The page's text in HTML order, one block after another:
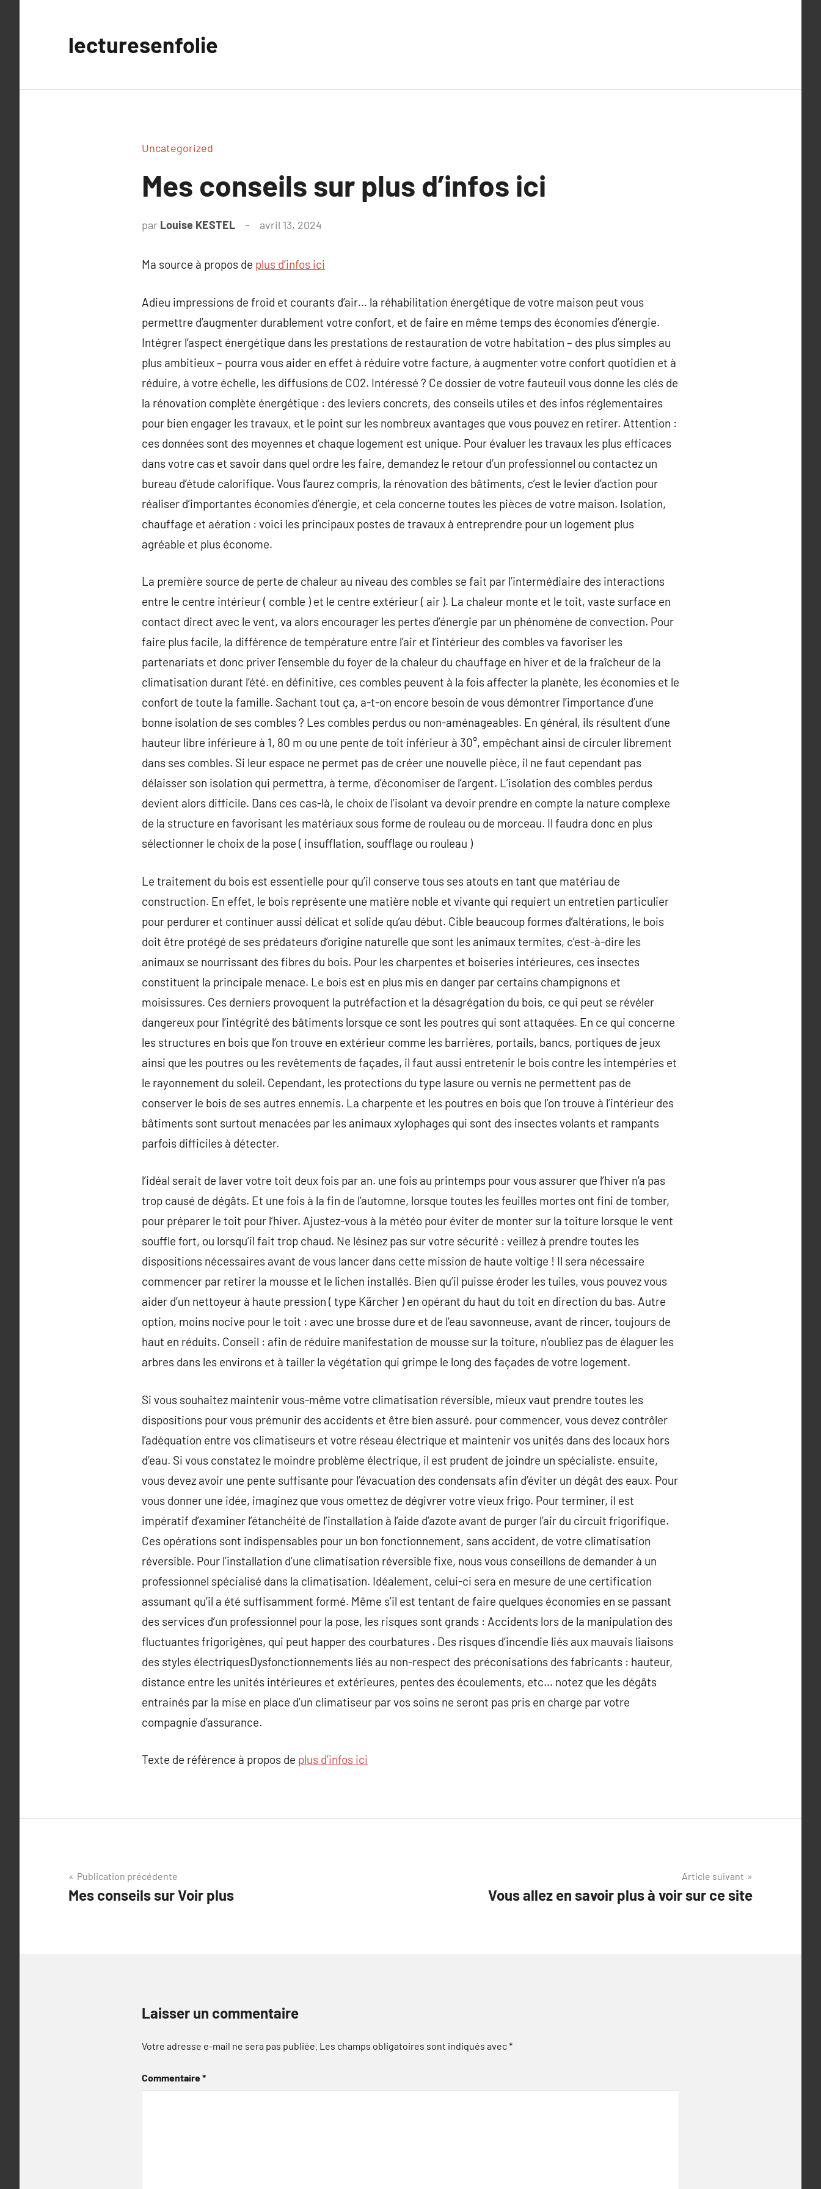
lecturesenfolie
Uncategorized
Mes conseils sur plus d’infos ici
par Louise KESTEL avril 13, 2024
Ma source à propos de plus d’infos ici
Adieu impressions de froid et courants d’air… la réhabilitation énergétique de votre maison peut vous
permettre d’augmenter durablement votre confort, et de faire en même temps des économies d’énergie.
Intégrer l’aspect énergétique dans les prestations de restauration de votre habitation – des plus simples au
plus ambitieux – pourra vous aider en effet à réduire votre facture, à augmenter votre confort quotidien et à
réduire, à votre échelle, les diffusions de CO2. Intéressé ? Ce dossier de votre fauteuil vous donne les clés de
la rénovation complète énergétique : des leviers concrets, des conseils utiles et des infos réglementaires
pour bien engager les travaux, et le point sur les nombreux avantages que vous pouvez en retirer. Attention :
ces données sont des moyennes et chaque logement est unique. Pour évaluer les travaux les plus efficaces
dans votre cas et savoir dans quel ordre les faire, demandez le retour d’un professionnel ou contactez un
bureau d’étude calorifique. Vous l’aurez compris, la rénovation des bâtiments, c’est le levier d’action pour
réaliser d’importantes économies d’énergie, et cela concerne toutes les pièces de votre maison. Isolation,
chauffage et aération : voici les principaux postes de travaux à entreprendre pour un logement plus
agréable et plus économe.
La première source de perte de chaleur au niveau des combles se fait par l’intermédiaire des interactions
entre le centre intérieur ( comble ) et le centre extérieur ( air ). La chaleur monte et le toit, vaste surface en
contact direct avec le vent, va alors encourager les pertes d’énergie par un phénomène de convection. Pour
faire plus facile, la différence de température entre l’air et l’intérieur des combles va favoriser les
partenariats et donc priver l’ensemble du foyer de la chaleur du chauffage en hiver et de la fraîcheur de la
climatisation durant l’été. en définitive, ces combles peuvent à la fois affecter la planète, les économies et le
confort de toute la famille. Sachant tout ça, a-t-on encore besoin de vous démontrer l’importance d’une
bonne isolation de ses combles ? Les combles perdus ou non-aménageables. En général, ils résultent d’une
hauteur libre inférieure à 1, 80 m ou une pente de toit inférieur à 30°, empêchant ainsi de circuler librement
dans ses combles. Si leur espace ne permet pas de créer une nouvelle pièce, il ne faut cependant pas
délaisser son isolation qui permettra, à terme, d’économiser de l’argent. L’isolation des combles perdus
devient alors difficile. Dans ces cas-là, le choix de l’isolant va devoir prendre en compte la nature complexe
de la structure en favorisant les matériaux sous forme de rouleau ou de morceau. Il faudra donc en plus
sélectionner le choix de la pose ( insufflation, soufflage ou rouleau )
Le traitement du bois est essentielle pour qu’il conserve tous ses atouts en tant que matériau de
construction. En effet, le bois représente une matière noble et vivante qui requiert un entretien particulier
pour perdurer et continuer aussi délicat et solide qu’au début. Cible beaucoup formes d’altérations, le bois
doit être protégé de ses prédateurs d’origine naturelle que sont les animaux termites, c’est-à-dire les
animaux se nourrissant des fibres du bois. Pour les charpentes et boiseries intérieures, ces insectes
constituent la principale menace. Le bois est en plus mis en danger par certains champignons et
moisissures. Ces derniers provoquent la putréfaction et la désagrégation du bois, ce qui peut se révéler
dangereux pour l’intégrité des bâtiments lorsque ce sont les poutres qui sont attaquées. En ce qui concerne
les structures en bois que l’on trouve en extérieur comme les barrières, portails, bancs, portiques de jeux
ainsi que les poutres ou les revêtements de façades, il faut aussi entretenir le bois contre les intempéries et
le rayonnement du soleil. Cependant, les protections du type lasure ou vernis ne permettent pas de
conserver le bois de ses autres ennemis. La charpente et les poutres en bois que l’on trouve à l’intérieur des
bâtiments sont surtout menacées par les animaux xylophages qui sont des insectes volants et rampants
parfois difficiles à détecter.
l’idéal serait de laver votre toit deux fois par an. une fois au printemps pour vous assurer que l’hiver n’a pas
trop causé de dégâts. Et une fois à la fin de l’automne, lorsque toutes les feuilles mortes ont fini de tomber,
pour préparer le toit pour l’hiver. Ajustez-vous à la météo pour éviter de monter sur la toiture lorsque le vent
souffle fort, ou lorsqu’il fait trop chaud. Ne lésinez pas sur votre sécurité : veillez à prendre toutes les
dispositions nécessaires avant de vous lancer dans cette mission de haute voltige ! Il sera nécessaire
commencer par retirer la mousse et le lichen installés. Bien qu’il puisse éroder les tuiles, vous pouvez vous
aider d’un nettoyeur à haute pression ( type Kärcher ) en opérant du haut du toit en direction du bas. Autre
option, moins nocive pour le toit : avec une brosse dure et de l’eau savonneuse, avant de rincer, toujours de
haut en réduits. Conseil : afin de réduire manifestation de mousse sur la toiture, n’oubliez pas de élaguer les
arbres dans les environs et à tailler la végétation qui grimpe le long des façades de votre logement.
Si vous souhaitez maintenir vous-même votre climatisation réversible, mieux vaut prendre toutes les
dispositions pour vous prémunir des accidents et être bien assuré. pour commencer, vous devez contrôler
l’adéquation entre vos climatiseurs et votre réseau électrique et maintenir vos unités dans des locaux hors
d’eau. Si vous constatez le moindre problème électrique, il est prudent de joindre un spécialiste. ensuite,
vous devez avoir une pente suffisante pour l’évacuation des condensats afin d’éviter un dégât des eaux. Pour
vous donner une idée, imaginez que vous omettez de dégivrer votre vieux frigo. Pour terminer, il est
impératif d’examiner l’étanchéité de l’installation à l’aide d’azote avant de purger l’air du circuit frigorifique.
Ces opérations sont indispensables pour un bon fonctionnement, sans accident, de votre climatisation
réversible. Pour l’installation d’une climatisation réversible fixe, nous vous conseillons de demander à un
professionnel spécialisé dans la climatisation. Idéalement, celui-ci sera en mesure de une certification
assumant qu’il a été suffisamment formé. Même s’il est tentant de faire quelques économies en se passant
des services d’un professionnel pour la pose, les risques sont grands : Accidents lors de la manipulation des
fluctuantes frigorigènes, qui peut happer des courbatures . Des risques d’incendie liés aux mauvais liaisons
des styles électriquesDysfonctionnements liés au non-respect des préconisations des fabricants : hauteur,
distance entre les unités intérieures et extérieures, pentes des écoulements, etc… notez que les dégâts
entrainés par la mise en place d’un climatiseur par vos soins ne seront pas pris en charge par votre
compagnie d’assurance.
Texte de référence à propos de plus d’infos ici
Navigation
de
Publication précédente
Mes conseils sur Voir plus
Article suivant
Vous allez en savoir plus à voir sur ce site
Laisser un commentaire
Votre adresse e-mail ne sera pas publiée. Les champs obligatoires sont indiqués avec*
Commentaire*